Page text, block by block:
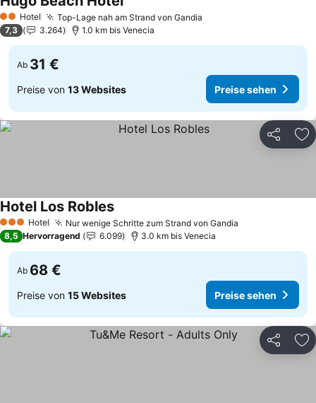
2 Sterne
Hotel Top-Lage nah am Strand von Gandia
Preise sehen
7,3 3.264 1.0 km bis Venecia
Ab 31 €
Preise von 13 Websites Preise sehen
Teilen
3 SterneHotel Nur wenige Schritte zum Strand von Gandia
Hotel Los RoblesPreise sehen
8,5 Hervorragend 6.099 3.0 km bis Venecia
Ab 68 €
Preise von 15 Websites Preise sehen
Teilen